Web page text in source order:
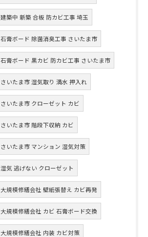
建築中 新築 合板 防カビ工事 埼玉
石膏ボード 除菌消臭工事 さいたま市
石膏ボード 黒カビ 防カビ工事 さいたま市
さいたま市 湿気取り 満水 押入れ
さいたま市 クローゼット カビ
さいたま市 階段下収納 カビ
さいたま市 マンション 湿気対策
湿気 逃げない クローゼット
大規模修繕会社 壁紙張替え カビ再発
大規模修繕会社 カビ 石膏ボード交換
大規模修繕会社 内装 カビ対策